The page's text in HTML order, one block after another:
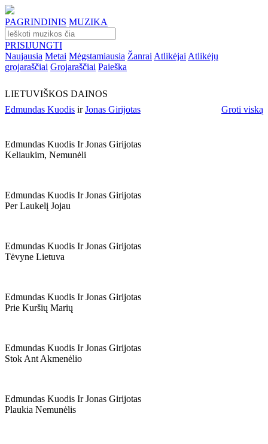
PAGRINDINIS MUZIKA
PRISIJUNGTI
Naujausia Metai Mėgstamiausia Žanrai Atlikėjai Atlikėjų
grojaraščiai Grojaraščiai Paieška
LIETUVIŠKOS DAINOS
Edmundas Kuodis irJonas Girijotas Groti viską
Edmundas Kuodis Ir Jonas Girijotas
Keliaukim, Nemunėli
Edmundas Kuodis Ir Jonas Girijotas
Per Laukelį Jojau
Edmundas Kuodis Ir Jonas Girijotas
Tėvyne Lietuva
Edmundas Kuodis Ir Jonas Girijotas
Prie Kuršių Marių
Edmundas Kuodis Ir Jonas Girijotas
Stok Ant Akmenėlio
Edmundas Kuodis Ir Jonas Girijotas
Plaukia Nemunėlis